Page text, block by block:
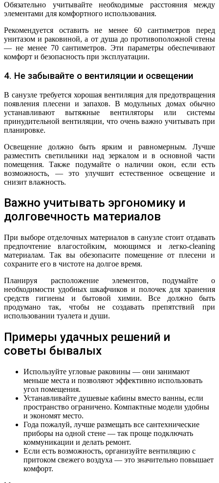
Обязательно учитывайте необходимые расстояния между
элементами для комфортного использования.
Рекомендуется оставить не менее 60 сантиметров перед
унитазом и раковиной, а от душа до противоположной стены
— не менее 70 сантиметров. Эти параметры обеспечивают
комфорт и безопасность при эксплуатации.
4. Не забывайте о вентиляции и освещении
В санузле требуется хорошая вентиляция для предотвращения
появления плесени и запахов. В модульных домах обычно
устанавливают вытяжные вентиляторы или системы
принудительной вентиляции, что очень важно учитывать при
планировке.
Освещение должно быть ярким и равномерным. Лучше
разместить светильники над зеркалом и в основной части
помещения. Также подумайте о наличии окон, если есть
возможность, — это улучшит естественное освещение и
снизит влажность.
Важно учитывать эргономику и
долговечность материалов
При выборе отделочных материалов в санузле стоит отдавать
предпочтение влагостойким, моющимся и легко-cleaning
материалам. Так вы обезопасите помещение от плесени и
сохраните его в чистоте на долгое время.
Планируя расположение элементов, подумайте о
необходимости удобных шкафчиков и полочек для хранения
средств гигиены и бытовой химии. Все должно быть
продумано так, чтобы не создавать препятствий при
использовании туалета и души.
Примеры удачных решений и
советы бывалых
Используйте угловые раковины — они занимают
меньше места и позволяют эффективно использовать
угол помещения.
Устанавливайте душевые кабины вместо ванны, если
пространство ограничено. Компактные модели удобны
и экономят место.
Года пожалуй, лучше размещать все сантехнические
приборы на одной стене — так проще подключать
коммуникации и делать ремонт.
Если есть возможность, организуйте вентиляцию с
притоком свежего воздуха — это значительно повышает
комфорт.